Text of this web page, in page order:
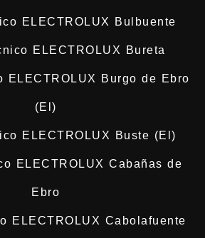
ELECTROLUX Bulbuente
ELECTROLUX Bureta
ELECTROLUX Burgo de Ebro
(El)
ELECTROLUX Buste (El)
ELECTROLUX Cabañas de
Ebro
ELECTROLUX Cabolafuente